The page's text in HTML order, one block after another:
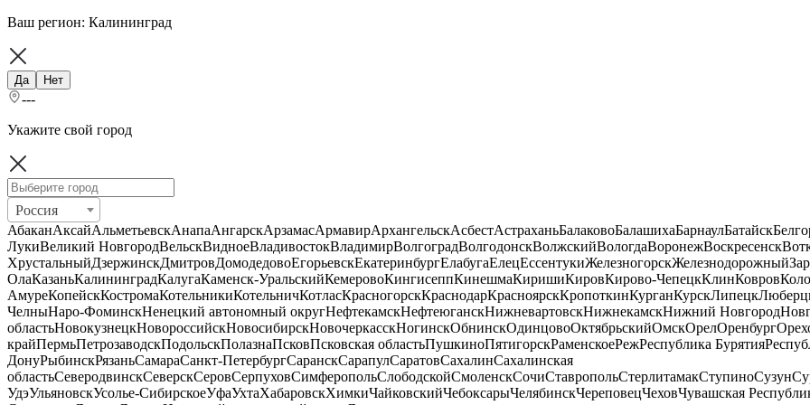
Ваш регион: Калининград
Да Нет
---
Укажите свой город
Россия
АбаканАксайАльметьевскАнапаАнгарскАрзамасАрмавирАрхангельскАсбестАстраханьБалаковоБалашихаБарнаулБатайск
ЛукиВеликий НовгородВельскВидноеВладивостокВладимирВолгоградВолгодонскВолжскийВологдаВоронежВоскресенск
ХрустальныйДзержинскДмитровДомодедовоЕгорьевскЕкатеринбургЕлабугаЕлецЕссентукиЖелезногорскЖелезнодорожный
ОлаКазаньКалининградКалугаКаменск-УральскийКемеровоКингисеппКинешмаКиришиКировКирово-ЧепецкКлинКовров
АмуреКопейскКостромаКотельникиКотельничКотласКрасногорскКраснодарКрасноярскКропоткинКурганКурскЛипецк
ЧелныНаро-ФоминскНенецкий автономный округНефтекамскНефтеюганскНижневартовскНижнекамскНижний Новгород
областьНовокузнецкНовороссийскНовосибирскНовочеркасскНогинскОбнинскОдинцовоОктябрьскийОмскОрелОренбург
крайПермьПетрозаводскПодольскПолазнаПсковПсковская областьПушкиноПятигорскРаменскоеРежРеспублика Бурятия
ДонуРыбинскРязаньСамараСанкт-ПетербургСаранскСарапулСаратовСахалинСахалинская
областьСеверодвинскСеверскСеровСерпуховСимферопольСлободскойСмоленскСочиСтавропольСтерлитамакСтупиноСузун
УдэУльяновскУсолье-СибирскоеУфаУхтаХабаровскХимкиЧайковскийЧебоксарыЧелябинскЧереповецЧеховЧувашская